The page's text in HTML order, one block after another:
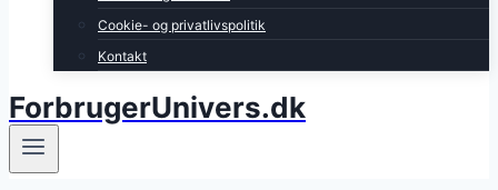
Cookie- og privatlivspolitik
Kontakt
ForbrugerUnivers.dk